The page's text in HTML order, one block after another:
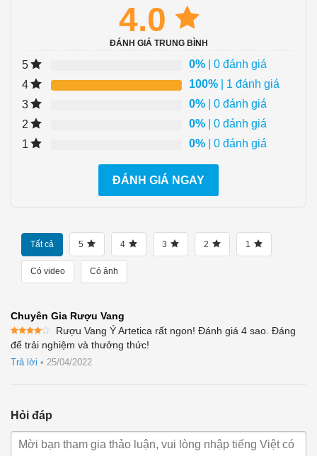
4.0
ĐÁNH GIÁ TRUNG BÌNH
5 0% | 0 đánh giá
4
100% | 1 đánh giá
3
0% | 0 đánh giá
2
0% | 0 đánh giá
1
0% | 0 đánh giá
ĐÁNH GIÁ NGAY
Tất cả 5 4 3 2 1
Có video Có ảnh
Chuyên Gia Rượu Vang
Được
xếp
hạng4
5 sao
Rượu Vang Ý Artetica rất ngon! Đánh giá 4 sao. Đáng
để trải nghiệm và thưởng thức!
Trả lời • 25/04/2022
Hỏi đáp